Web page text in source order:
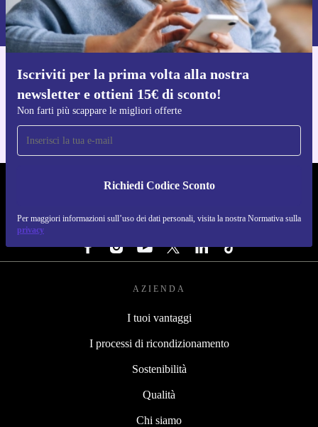
Iscriviti per la prima volta alla nostra
newsletter e ottieni 15€ di sconto!
Non farti più scappare le migliori offerte
Richiedi Codice Sconto
Per maggiori informazioni sull’uso dei dati personali, visita la nostra Normativa sulla
privacy
Per maggiori informazioni sull’uso dei dati personali, visita la nostra
Normativa sulla privacy
Scarica l'app di refurbed
Per iOS e Android
REFURBED ITALIA - RETHINK NEW.
SEGUICI SU
AZIENDA
I tuoi vantaggi
I processi di ricondizionamento
Sostenibilità
Qualità
Chi siamo